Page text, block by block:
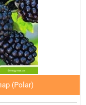
(Polar)